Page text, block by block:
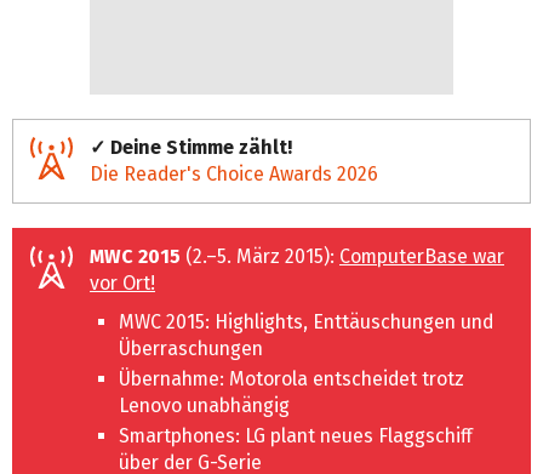
✓ Deine Stimme zählt!
Die Reader's Choice Awards 2026
MWC 2015 (2.–5. März 2015): ComputerBase war
vor Ort!
MWC 2015: Highlights, Enttäuschungen und
Überraschungen
Übernahme: Motorola entscheidet trotz
Lenovo unabhängig
Smartphones: LG plant neues Flaggschiff
über der G-Serie